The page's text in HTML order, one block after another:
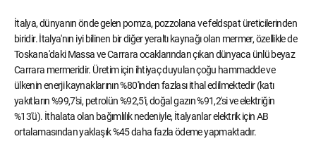
İtalya, dünyanın önde gelen pomza, pozzolana ve feldspat üreticilerinden
biridir. İtalya'nın iyi bilinen bir diğer yeraltı kaynağı olan mermer, özellikle de
Toskana'daki Massa ve Carrara ocaklarından çıkan dünyaca ünlü beyaz
Carrara mermeridir. Üretim için ihtiyaç duyulan çoğu hammadde ve
ülkenin enerji kaynaklarının %80'inden fazlası ithal edilmektedir (katı
yakıtların %99,7'si, petrolün %92,5'i, doğal gazın %91,2'si ve elektriğin
%13'ü). İthalata olan bağımlılık nedeniyle, İtalyanlar elektrik için AB
ortalamasından yaklaşık %45 daha fazla ödeme yapmaktadır.